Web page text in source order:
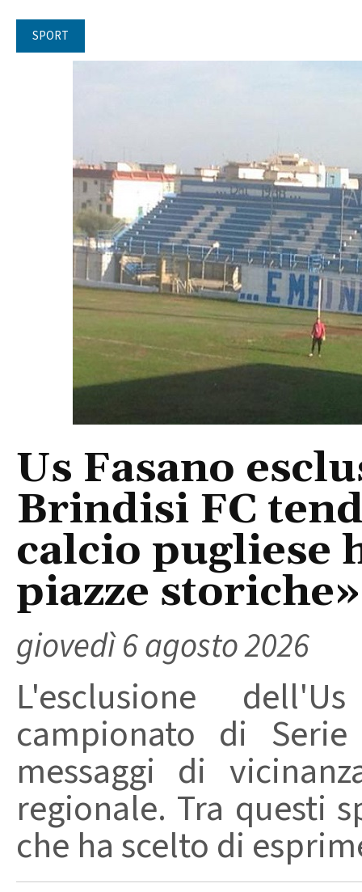
SPORT
Us Fasano
Brindisi FC
calcio pugliese
piazze storiche»
giovedì 6 agosto 2026
L'esclusione
campionato di
messaggi di
regionale. Tra questi
che ha scelto di